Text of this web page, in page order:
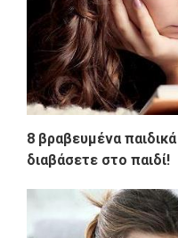
8 βραβευμένα
διαβάσετε στο παιδί!